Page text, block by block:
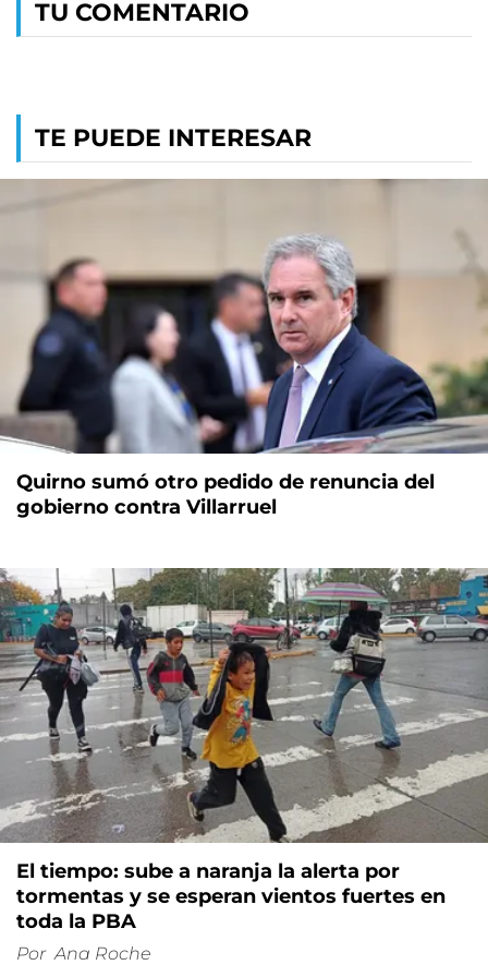
TU COMENTARIO
TE PUEDE INTERESAR
Quirno sumó otro pedido de renuncia del
gobierno contra Villarruel
El tiempo: sube a naranja la alerta por
tormentas y se esperan vientos fuertes en
toda la PBA
Por Ana Roche